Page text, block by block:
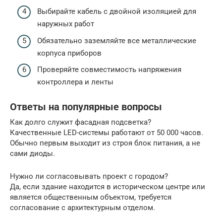
Выбирайте кабель с двойной изоляцией для
наружных работ
Обязательно заземляйте все металлические
корпуса приборов
Проверяйте совместимость напряжения
контроллера и ленты
Ответы на популярные вопросы
Как долго служит фасадная подсветка?
Качественные LED-системы работают от 50 000 часов.
Обычно первым выходит из строя блок питания, а не
сами диоды.
Нужно ли согласовывать проект с городом?
Да, если здание находится в историческом центре или
является общественным объектом, требуется
согласование с архитектурным отделом.